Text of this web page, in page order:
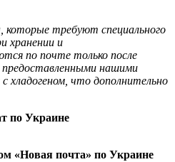
требуют специального
хранении и
по почте только после
нашими
хладогеном, что дополнительно
по Украине
«Новая почта» по Украине